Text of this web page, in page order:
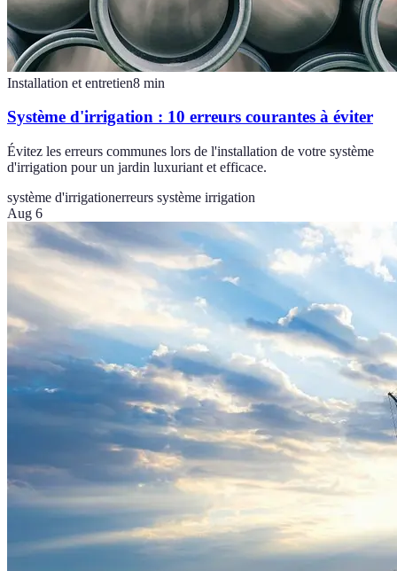
Installation et entretien8 min
Système d'irrigation : 10 erreurs courantes à éviter
Évitez les erreurs communes lors de l'installation de votre système
d'irrigation pour un jardin luxuriant et efficace.
système d'irrigationerreurs système irrigation
Aug 6